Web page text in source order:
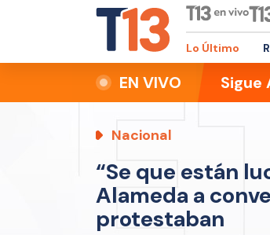
Lo Último
EN VIVO Sigue
Nacional
“Se que están
Alameda a
protestaban